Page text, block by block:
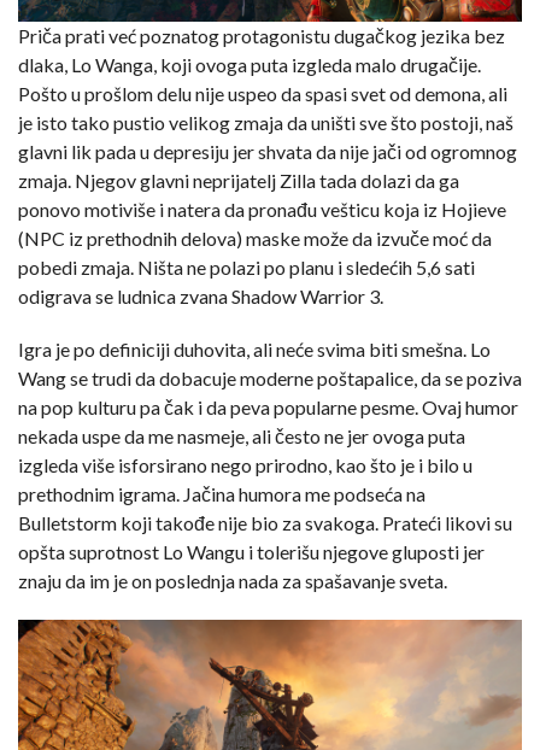
Priča prati već poznatog protagonistu dugačkog jezika bez
dlaka, Lo Wanga, koji ovoga puta izgleda malo drugačije.
Pošto u prošlom delu nije uspeo da spasi svet od demona, ali
je isto tako pustio velikog zmaja da uništi sve što postoji, naš
glavni lik pada u depresiju jer shvata da nije jači od ogromnog
zmaja. Njegov glavni neprijatelj Zilla tada dolazi da ga
ponovo motiviše i natera da pronađu vešticu koja iz Hojieve
(NPC iz prethodnih delova) maske može da izvuče moć da
pobedi zmaja. Ništa ne polazi po planu i sledećih 5,6 sati
odigrava se ludnica zvana Shadow Warrior 3.
Igra je po definiciji duhovita, ali neće svima biti smešna. Lo
Wang se trudi da dobacuje moderne poštapalice, da se poziva
na pop kulturu pa čak i da peva popularne pesme. Ovaj humor
nekada uspe da me nasmeje, ali često ne jer ovoga puta
izgleda više isforsirano nego prirodno, kao što je i bilo u
prethodnim igrama. Jačina humora me podseća na
Bulletstorm koji takođe nije bio za svakoga. Prateći likovi su
opšta suprotnost Lo Wangu i tolerišu njegove gluposti jer
znaju da im je on poslednja nada za spašavanje sveta.